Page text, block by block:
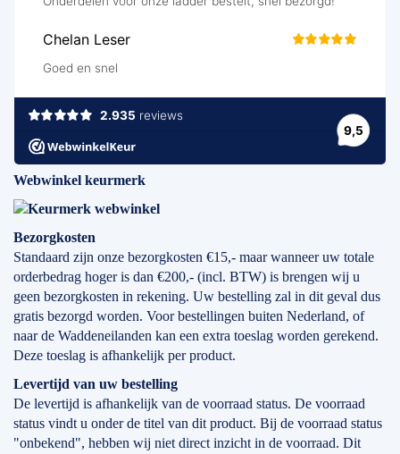
Webwinkel keurmerk
Bezorgkosten
Standaard zijn onze bezorgkosten €15,- maar wanneer uw totale
orderbedrag hoger is dan €200,- (incl. BTW) is brengen wij u
geen bezorgkosten in rekening. Uw bestelling zal in dit geval dus
gratis bezorgd worden. Voor bestellingen buiten Nederland, of
naar de Waddeneilanden kan een extra toeslag worden gerekend.
Deze toeslag is afhankelijk per product.
Levertijd van uw bestelling
De levertijd is afhankelijk van de voorraad status. De voorraad
status vindt u onder de titel van dit product. Bij de voorraad status
"onbekend", hebben wij niet direct inzicht in de voorraad. Dit